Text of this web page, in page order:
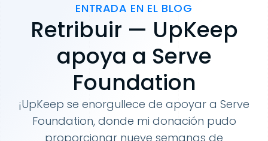
ENTRADA EN EL BLOG
Retribuir — UpKeep
apoya a Serve
Foundation
¡UpKeep se enorgullece de apoyar a Serve
Foundation, donde mi donación pudo
proporcionar nueve semanas de